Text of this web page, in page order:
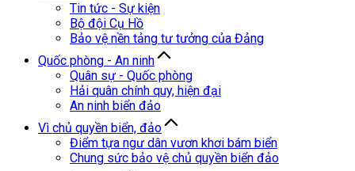
Tin tức - Sự kiện
Bộ đội Cụ Hồ
Bảo vệ nền tảng tư tưởng của Đảng
Quốc phòng - An ninh
Quân sự - Quốc phòng
Hải quân chính quy, hiện đại
An ninh biển đảo
Vì chủ quyền biển, đảo
Điểm tựa ngư dân vươn khơi bám biển
Chung sức bảo vệ chủ quyền biển đảo